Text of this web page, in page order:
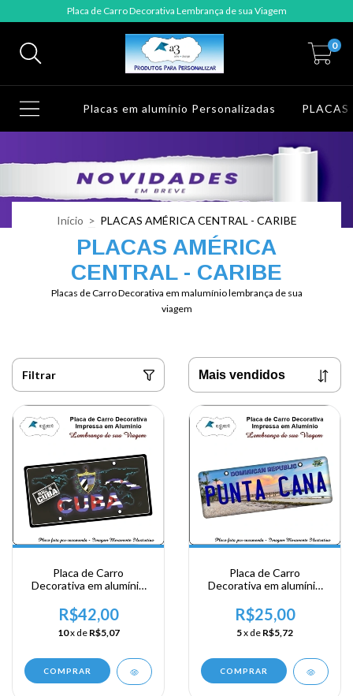
Placa de Carro Decorativa Lembrança de sua Viagem
0
Placas em alumínio Personalizadas PLACAS
Início > PLACAS AMÉRICA CENTRAL - CARIBE
PLACAS AMÉRICA
CENTRAL - CARIBE
Placas de Carro Decorativa em malumínio lembrança de sua
viagem
Filtrar
Placa de Carro
Decorativa em alumínio
Cuba
R$42,00
10x de R$5,07
COMPRAR
Placa de Carro
Decorativa em alumínio
Punta Cana
R$25,00
5x de R$5,72
COMPRAR